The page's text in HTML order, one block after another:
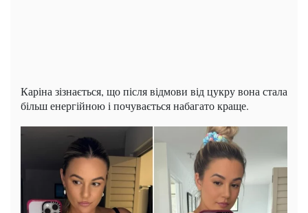
Каріна зізнається, що після відмови від цукру вона стала
більш енергійною і почувається набагато краще.